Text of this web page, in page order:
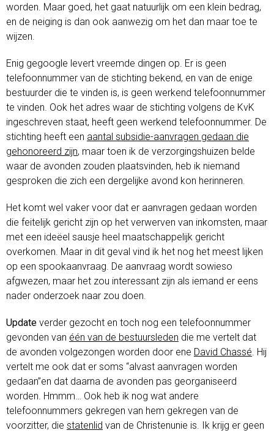
worden. Maar goed, het gaat natuurlijk om een klein bedrag,
en de neiging is dan ook aanwezig om het dan maar toe te
wijzen.
Enig gegoogle levert vreemde dingen op. Er is geen
telefoonnummer van de stichting bekend, en van de enige
bestuurder die te vinden is, is geen werkend telefoonnummer
te vinden. Ook het adres waar de stichting volgens de KvK
ingeschreven staat, heeft geen werkend telefoonnummer. De
stichting heeft een aantal subsidie-aanvragen gedaan die
gehonoreerd zijn, maar toen ik de verzorgingshuizen belde
waar de avonden zouden plaatsvinden, heb ik niemand
gesproken die zich een dergelijke avond kon herinneren.
Het komt wel vaker voor dat er aanvragen gedaan worden
die feitelijk gericht zijn op het verwerven van inkomsten, maar
met een ideëel sausje heel maatschappelijk gericht
overkomen. Maar in dit geval vind ik het nog het meest lijken
op een spookaanvraag. De aanvraag wordt sowieso
afgwezen, maar het zou interessant zijn als iemand er eens
nader onderzoek naar zou doen.
Update verder gezocht en toch nog een telefoonnummer
gevonden van één van de bestuursleden die me vertelt dat
de avonden volgezongen worden door ene David Chassé . Hij
vertelt me ook dat er soms “alvast aanvragen worden
gedaan”en dat daarna de avonden pas georganiseerd
worden. Hmmm… Ook heb ik nog wat andere
telefoonnummers gekregen van hem gekregen van de
voorzitter, die statenlid van de Christenunie is. Ik krijg er geen